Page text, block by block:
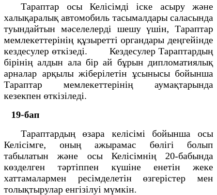
Тараптар осы Келiсiмдi iске асыру және
халықаралық автомобиль тасымалдары саласында
туындайтын мәселелердi шешу үшiн, Тараптар
мемлекеттерiнiң құзыреттi органдары деңгейiнде
кездесулер өткiзедi. Кездесулер Тараптардың
бiрiнiң алдын ала бiр ай бұрын дипломатиялық
арналар арқылы жiберiлетiн ұсынысы бойынша
Тараптар мемлекеттерiнiң аумақтарында
кезекпен өткiзiледi.
19-бап
Тараптардың өзара келiсiмi бойынша осы
Келiсiмге, оның ажырамас бөлiгi болып
табылатын және осы Келiсiмнiң 20-бабында
көзделген тәртiппен күшiне енетiн жеке
хаттамалармен ресiмделетiн өзгерiстер мен
толықтырулар енгiзiлуi мүмкiн.